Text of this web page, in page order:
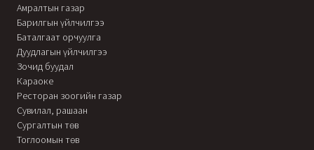
Амралтын газар
Барилгын үйлчилгээ
Баталгаат орчуулга
Дуудлагын үйлчилгээ
Зочид буудал
Караоке
Ресторан зоогийн газар
Сувилал, рашаан
Сургалтын төв
Тоглоомын төв